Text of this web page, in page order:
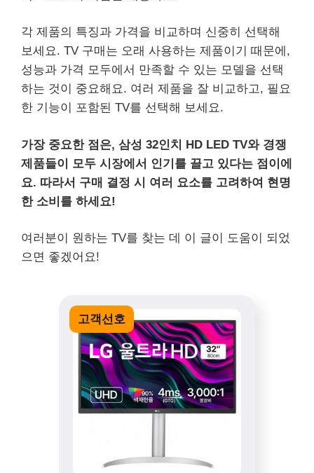
각 제품의 특징과 가격을 비교하며 신중히 선택해
보세요. TV 구매는 오래 사용하는 제품이기 때문에,
성능과 가격 모두에서 만족할 수 있는 모델을 선택
하는 것이 중요해요. 여러 제품을 잘 비교하고, 필요
한 기능이 포함된 TV를 선택해 보세요.
가장 중요한 점은, 삼성 32인치 HD LED TV와 경쟁
제품들이 모두 시장에서 인기를 끌고 있다는 점이에
요. 따라서 구매 결정 시 여러 요소를 고려하여 현명
한 소비를 하세요!
여러분이 원하는 TV를 찾는 데 이 글이 도움이 되었
으면 좋겠어요!
고객선호